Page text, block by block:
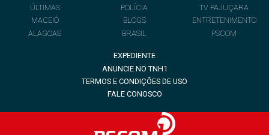
ÚLTIMAS
MACEIÓ
ALAGOAS
POLÍCIA
BLOGS
BRASIL
TV PAJUÇARA
ENTRETENIMENTO
PSCOM
EXPEDIENTE
ANUNCIE NO TNH1
TERMOS E CONDIÇÕES DE USO
FALE CONOSCO